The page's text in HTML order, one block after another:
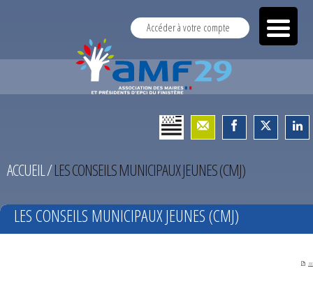
Accéder à votre compte
ACCUEIL/LES CONSEILS MUNICIPAUX JEUNES (CMJ)
LES CONSEILS MUNICIPAUX JEUNES (CMJ)
PDF